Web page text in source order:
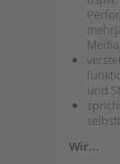
und
Wir...